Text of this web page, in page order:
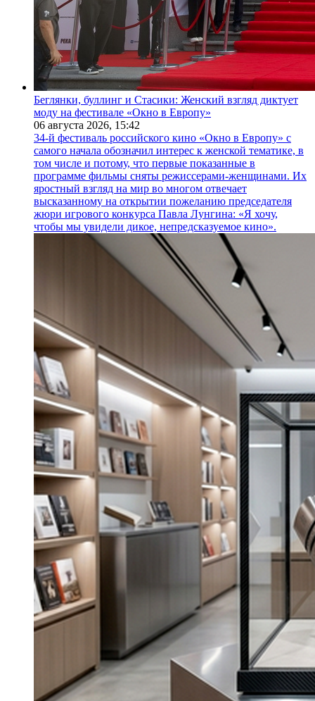
Беглянки, буллинг и Стасики: Женский взгляд диктует
моду на фестивале «Окно в Европу»
06 августа 2026, 15:42
34-й фестиваль российского кино «Окно в Европу» с
самого начала обозначил интерес к женской тематике, в
том числе и потому, что первые показанные в
программе фильмы сняты режиссерами-женщинами. Их
яростный взгляд на мир во многом отвечает
высказанному на открытии пожеланию председателя
жюри игрового конкурса Павла Лунгина: «Я хочу,
чтобы мы увидели дикое, непредсказуемое кино».